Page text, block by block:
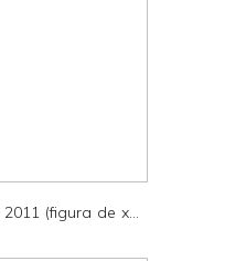
(figura de x...